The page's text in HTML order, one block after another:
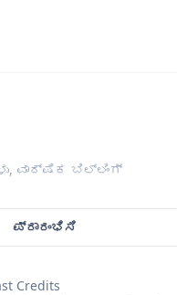
ವಾರ್ಷಿಕ ಬಿಲ್ಲಿಂಗ್
ಪ್ರಾರಂಭಿಸಿ
Credits